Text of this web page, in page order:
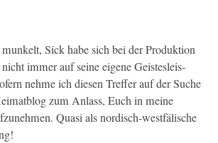
Sick habe sich bei der Pro­duk­tion
immer auf seine eigene Geis­tesleis­
nehme ich diesen Tre­f­fer auf der Suche
zum Anlass, Euch in meine
Qua­si als nordisch-west­fälis­che